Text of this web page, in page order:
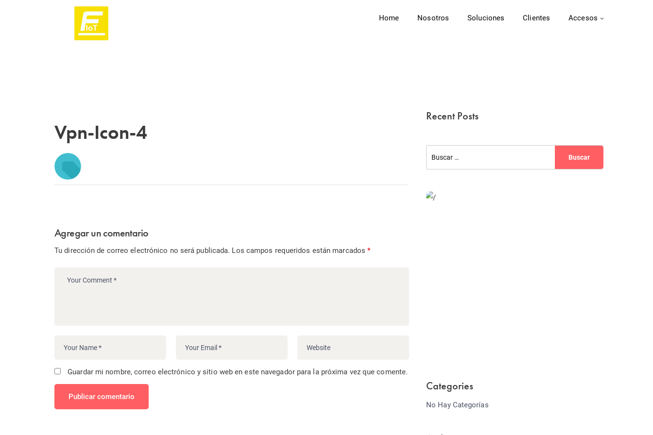
Home Nosotros Soluciones Clientes Accesos
Vpn-Icon-4
Agregar un comentario
Tu dirección de correo electrónico no será publicada. Los campos requeridos están marcados*
Guardar mi nombre, correo electrónico y sitio web en este navegador para la próxima vez que comente.
Publicar comentario
Recent Posts
Categories
No Hay Categorías